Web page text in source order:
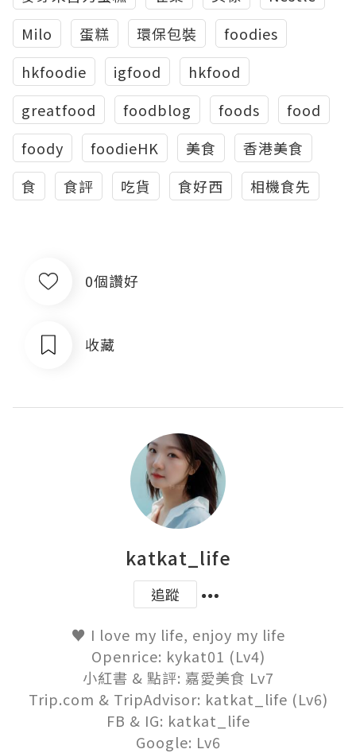
Milo
蛋糕 環保包裝
foodies
hkfoodie
igfood
hkfood
greatfood
foodblog foods
food
foody
foodieHK 美食
香港美食
食
食評 吃貨 食好西 相機食先
0個讚好
收藏
katkat_life
追蹤
♥ I love my life, enjoy my life
Openrice: kykat01 (Lv4)
小紅書 & 點評: 嘉愛美食 Lv7
Trip.com & TripAdvisor: katkat_life (Lv6)
FB & IG: katkat_life
Google: Lv6